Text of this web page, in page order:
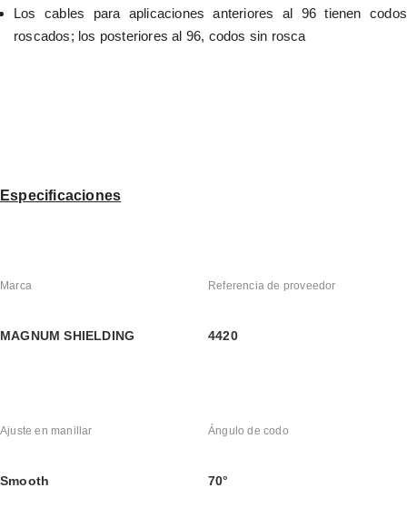
Los cables para aplicaciones anteriores al 96 tienen codos
roscados; los posteriores al 96, codos sin rosca
Especificaciones
Marca
MAGNUM SHIELDING
Referencia de proveedor
4420
Ajuste en manillar
Smooth
Ángulo de codo
70°